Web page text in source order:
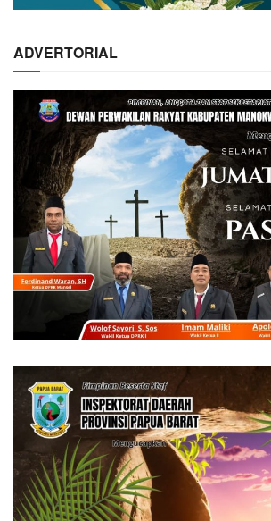
ADVERTORIAL